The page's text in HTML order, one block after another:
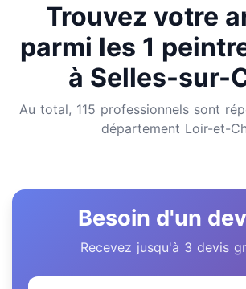
Trouvez votre
parmi les 1
à Selles-sur-
Au total, 115 professionnels sont
département Loir-et-
Besoin d'un
Recevez jusqu'à 3 devis